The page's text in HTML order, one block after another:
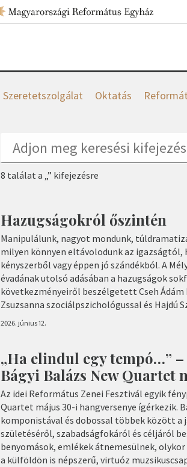
Szeretetszolgálat Oktatás
8 találat a „” kifejezésre
Hazugságokról őszintén
Manipulálunk, nagyot mondunk,
milyen könnyen eltávolodunk az
kényszerből vagy éppen jó szándékból. A
évadának utolsó adásában a hazugságok
következményeiről beszélgetett Cseh
Zsuzsanna szociálpszichológussal és Hajdú
2026. június 12.
„Ha elindul egy tempó…”
Bágyi Balázs New Quartet
Az idei Református Zenei Fesztivál egyik
Quartet május 30-i hangversenye ígérkezik.
komponistával és dobossal többek között a
születéséről, szabadságfokáról és céljáról
benyomások, emlékek átnemesülnek,
a külföldön is népszerű, virtuóz